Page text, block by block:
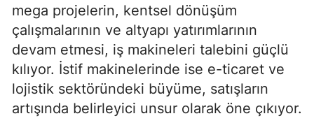
mega projelerin, kentsel dönüşüm
çalışmalarının ve altyapı yatırımlarının
devam etmesi, iş makineleri talebini güçlü
kılıyor. İstif makinelerinde ise e-ticaret ve
lojistik sektöründeki büyüme, satışların
artışında belirleyici unsur olarak öne çıkıyor.